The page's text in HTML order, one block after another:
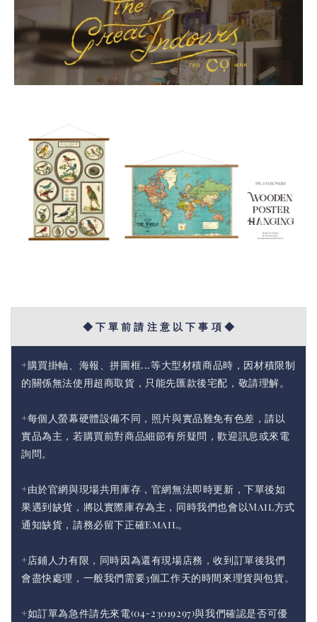
◆ 下 單 前 請 注 意 以 下 事 項 ◆
+購買掛軸、海報、拼圖框...等大型材積商品時，因材積限制
的關係無法使用超商取貨，只能先匯款後宅配，敬請理解。
+每個人螢幕硬體設備不同，照片與實品難免有色差，請以
實品為主，若購買前對商品細節有所疑問，歡迎訊息或來電
詢問。
+由於官網與現場共用庫存，官網無法即時更新，下單後如
果遇到缺貨，將以實際庫存為主，同時我們也會以Mail方式
通知缺貨，請務必留下正確Email。
+店鋪人力有限，同時因為還有現場店務，收到訂單後我們
會盡快處理，一般我們需要3個工作天的時間來理貨與包貨。
+如訂單為急件請先來電(04-23019297)與我們確認是否可優